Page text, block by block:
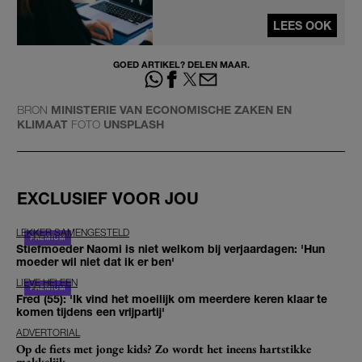
LEES OOK
GOED ARTIKEL? DELEN MAAR.
BRON MINISTERIE VAN ECONOMISCHE ZAKEN EN
KLIMAAT FOTO UNSPLASH
EXCLUSIEF VOOR JOU
LEKKER SAMENGESTELD
Stiefmoeder Naomi is niet welkom bij verjaardagen: 'Hun
moeder wil niet dat ik er ben'
LIEVE HELEEN
Fred (55): 'Ik vind het moeilijk om meerdere keren klaar te
komen tijdens een vrijpartij'
ADVERTORIAL
Op de fiets met jonge kids? Zo wordt het ineens hartstikke